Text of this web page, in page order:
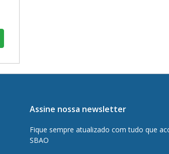
Assine nossa newsletter
Fique sempre atualizado com tudo que
SBAO